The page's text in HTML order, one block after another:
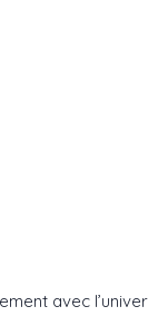
avec